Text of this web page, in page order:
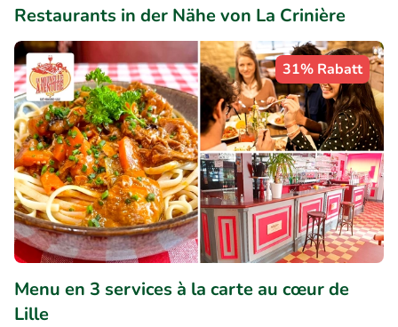
Restaurants in der Nähe von La Crinière
31% Rabatt
Menu en 3 services à la carte au cœur de
Lille